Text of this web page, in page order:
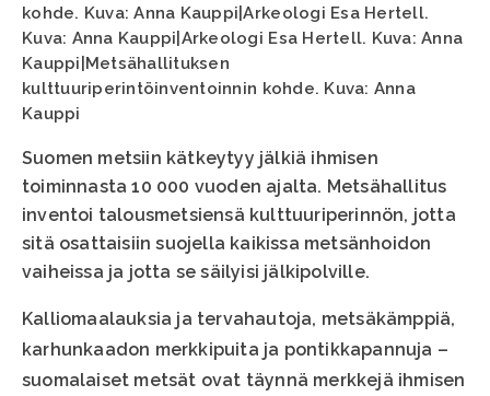
kohde. Kuva: Anna Kauppi|Arkeologi Esa Hertell.
Kuva: Anna Kauppi|Arkeologi Esa Hertell. Kuva: Anna
Kauppi|Metsähallituksen
kulttuuriperintöinventoinnin kohde. Kuva: Anna
Kauppi
Suomen metsiin kätkeytyy jälkiä ihmisen
toiminnasta 10 000 vuoden ajalta. Metsähallitus
inventoi talousmetsiensä kulttuuriperinnön, jotta
sitä osattaisiin suojella kaikissa metsänhoidon
vaiheissa ja jotta se säilyisi jälkipolville.
Kalliomaalauksia ja tervahautoja, metsäkämppiä,
karhunkaadon merkkipuita ja pontikkapannuja –
suomalaiset metsät ovat täynnä merkkejä ihmisen